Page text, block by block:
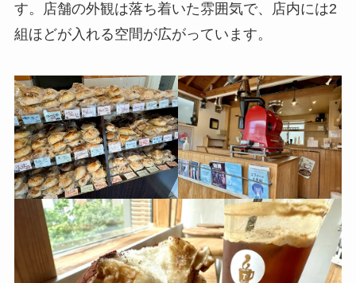
す。店舗の外観は落ち着いた雰囲気で、店内には2
組ほどが入れる空間が広がっています。